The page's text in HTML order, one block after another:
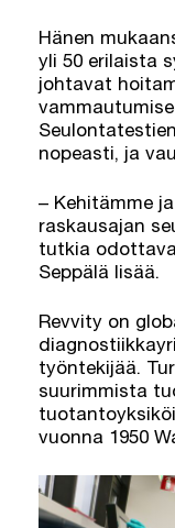
Hänen
yli 50 erilaista
johtavat
nopeasti, ja
– Kehitämme
raskausajan
tutkia
Seppälä lisää.
Revvity on
työntekijää.
suurimmista
vuonna 1950